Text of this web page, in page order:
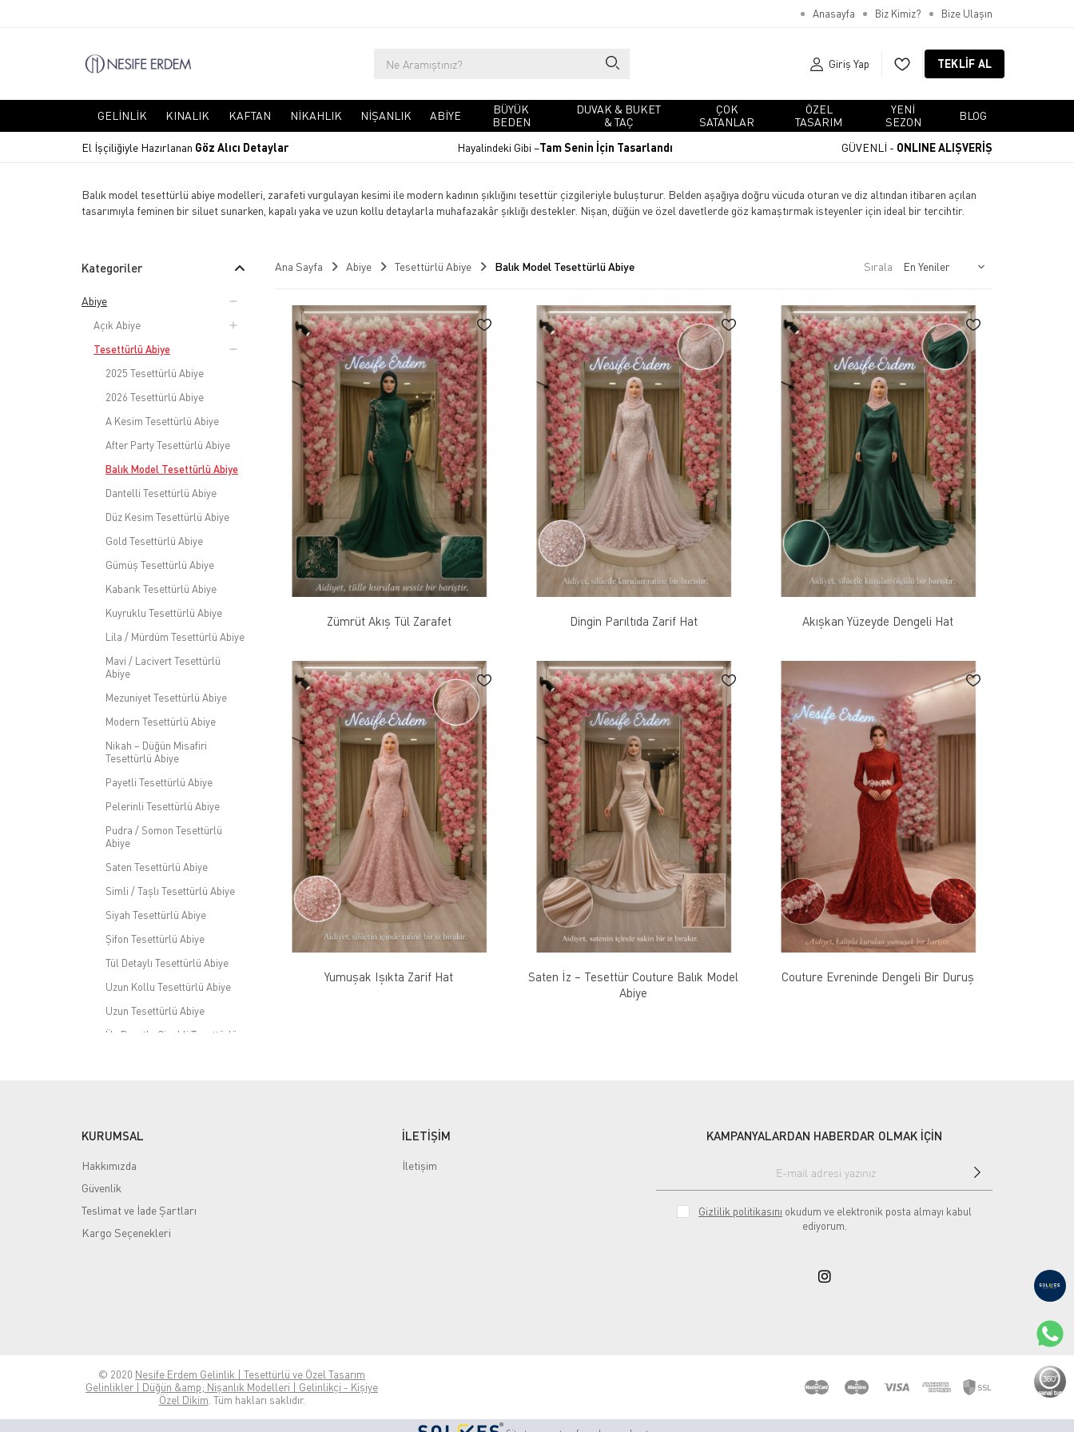
Anasayfa Biz Kimiz? Bize Ulaşın
Giriş Yap TEKLIF AL
GELINLIK KINALIK KAFTAN NIKAHLIK NIŞANLIK ABIYE
BÜYÜK
BEDEN
DUVAK & BUKET
& TAÇ
ÇOK
SATANLAR
ÖZEL
TASARIM
YENI
SEZON
BLOG
El İşçiliğiyle Hazırlanan Göz Alıcı Detaylar Hayalindeki Gibi –Tam Senin İçin Tasarlandı GÜVENLİ - ONLINE ALIŞVERİŞ
Balık model tesettürlü abiye modelleri, zarafeti vurgulayan kesimi ile modern kadının şıklığını tesettür çizgileriyle buluşturur. Belden aşağıya doğru vücuda oturan ve diz altından itibaren açılan
tasarımıyla feminen bir siluet sunarken, kapalı yaka ve uzun kollu detaylarla muhafazakâr şıklığı destekler. Nişan, düğün ve özel davetlerde göz kamaştırmak isteyenler için ideal bir tercihtir.
Kategoriler
Abiye
Açık Abiye
Tesettürlü Abiye
2025 Tesettürlü Abiye
2026 Tesettürlü Abiye
A Kesim Tesettürlü Abiye
After Party Tesettürlü Abiye
Balık Model Tesettürlü Abiye
Dantelli Tesettürlü Abiye
Düz Kesim Tesettürlü Abiye
Gold Tesettürlü Abiye
Gümüş Tesettürlü Abiye
Kabarık Tesettürlü Abiye
Kuyruklu Tesettürlü Abiye
Lila / Mürdüm Tesettürlü Abiye
Mavi / Lacivert Tesettürlü
Abiye
Mezuniyet Tesettürlü Abiye
Modern Tesettürlü Abiye
Nikah – Düğün Misafiri
Tesettürlü Abiye
Payetli Tesettürlü Abiye
Pelerinli Tesettürlü Abiye
Pudra / Somon Tesettürlü
Abiye
Saten Tesettürlü Abiye
Simli / Taşlı Tesettürlü Abiye
Siyah Tesettürlü Abiye
Şifon Tesettürlü Abiye
Tül Detaylı Tesettürlü Abiye
Uzun Kollu Tesettürlü Abiye
Uzun Tesettürlü Abiye
Üç Boyutlu Çiçekli Tesettürlü
Satın Alma/Kiralık
Ana Sayfa Abiye Tesettürlü Abiye Balık Model Tesettürlü Abiye Sırala
Zümrüt Akış Tül Zarafet Dingin Parıltıda Zarif Hat Akışkan Yüzeyde Dengeli Hat
Yumuşak Işıkta Zarif Hat
Saten İz – Tesettür Couture Balık Model
Abiye
Couture Evreninde Dengeli Bir Duruş
KURUMSAL
Hakkımızda
Güvenlik
Teslimat ve İade Şartları
Kargo Seçenekleri
İLETİŞİM
İletişim
KAMPANYALARDAN HABERDAR OLMAK İÇİN
Gizlilik politikasını okudum ve elektronik posta almayı kabul
ediyorum.
© 2020 Nesife Erdem Gelinlik | Tesettürlü ve Özel Tasarım
Gelinlikler | Düğün &amp; Nişanlık Modelleri | Gelinlikçi - Kişiye
Özel Dikim. Tüm hakları saklıdır.